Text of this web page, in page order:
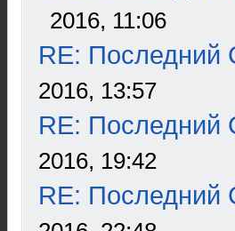
2016, 11:06
RE: Последний
2016, 13:57
RE: Последний
2016, 19:42
RE: Последний